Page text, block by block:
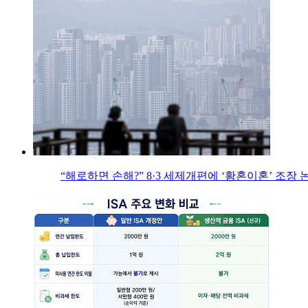
“해로하면 손해?” 8·3 세제개편에 ‘황혼이혼’ 조장